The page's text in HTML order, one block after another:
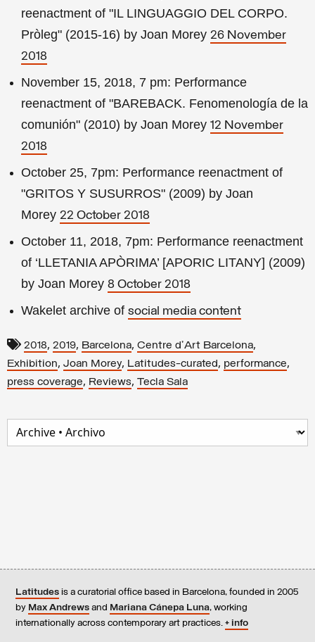
reenactment of "IL LINGUAGGIO DEL CORPO.
Pròleg" (2015-16) by Joan Morey 26 November
2018
November 15, 2018, 7 pm: Performance
reenactment of "BAREBACK. Fenomenología de la
comunión" (2010) by Joan Morey 12 November
2018
October 25, 7pm: Performance reenactment of
"GRITOS Y SUSURROS" (2009) by Joan
Morey 22 October 2018
October 11, 2018, 7pm: Performance reenactment
of ‘LLETANIA APÒRIMA’ [APORIC LITANY] (2009)
by Joan Morey 8 October 2018
Wakelet archive of social media content
2018, 2019, Barcelona, Centre d'Art Barcelona,
Exhibition, Joan Morey, Latitudes-curated, performance,
press coverage, Reviews, Tecla Sala
Latitudes is a curatorial office based in Barcelona, founded in 2005
by Max Andrews and Mariana Cánepa Luna, working
internationally across contemporary art practices. + info